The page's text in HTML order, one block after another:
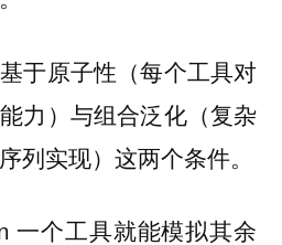
于原子性 （每个工具对
力）与组合泛化（复杂
列实现）这两个条件。
一个工具就能模拟其余